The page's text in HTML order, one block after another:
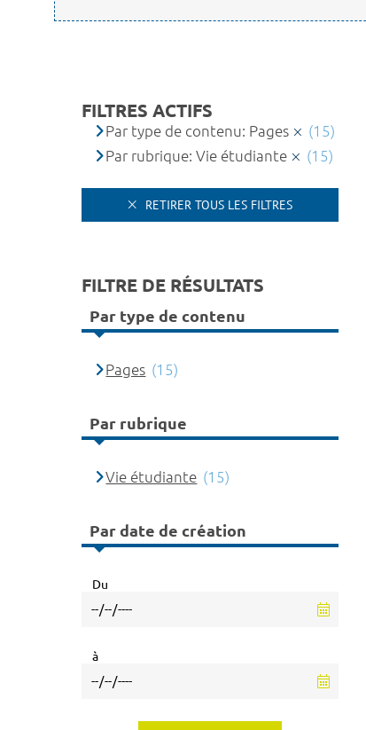
FILTRES ACTIFS
Par type de contenu: Pages
(15)
Par rubrique: Vie étudiante
(15)
RETIRER TOUS LES FILTRES
FILTRE DE RÉSULTATS
Par type de contenu
Pages (15)
Par rubrique
Vie étudiante (15)
Par date de création
Du
à